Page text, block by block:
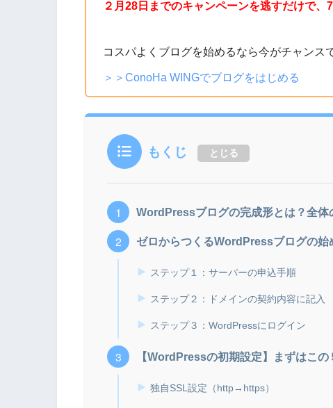
２月28日までのキャンペーンを逃すだけで、
コスパよくブログを始めるなら今がチャンス
＞＞ConoHa WINGでブログをはじめる
もくじ とじる
WordPressブログの完成形とは？全体
ゼロからつくるWordPressブログの始
ステップ１：サーバーの申込手順
ステップ２：ドメインの契約内容に記入
ステップ３：WordPressにログイン
【WordPressの初期設定】まずはこの
独自SSL設定（http→https）